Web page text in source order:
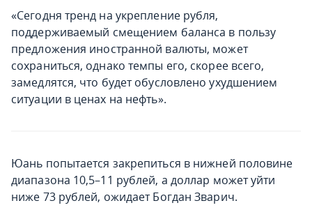
«Сегодня тренд на укрепление рубля,
поддерживаемый смещением баланса в пользу
предложения иностранной валюты, может
сохраниться, однако темпы его, скорее всего,
замедлятся, что будет обусловлено ухудшением
ситуации в ценах на нефть».
Юань попытается закрепиться в нижней половине
диапазона 10,5–11 рублей, а доллар может уйти
ниже 73 рублей, ожидает Богдан Зварич.